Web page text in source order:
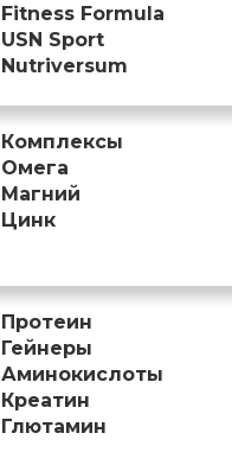
Fitness Formula
USN Sport
Nutriversum
Комплексы
Омега
Магний
Цинк
Протеин
Гейнеры
Аминокислоты
Креатин
Глютамин